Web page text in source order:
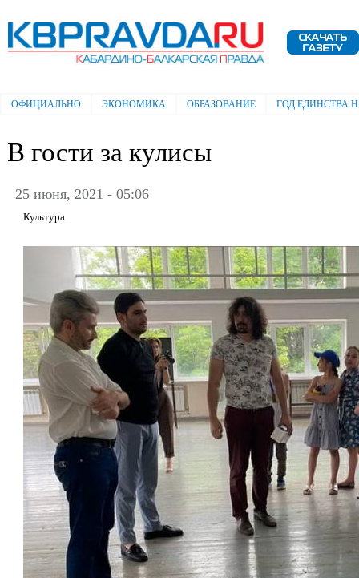
Электронная газета "Кабардино-
Балкарская правда"
Главное меню
ОФИЦИАЛЬНО ЭКОНОМИКА ОБРАЗОВАНИЕ ГОД ЕДИНСТВА
В гости за кулисы
25 июня, 2021 - 05:06
Культура